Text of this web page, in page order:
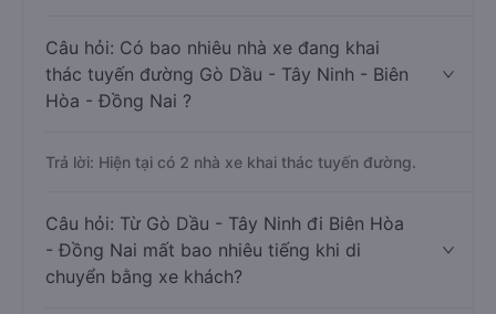
Câu hỏi: Có bao nhiêu nhà xe đang khai
thác tuyến đường Gò Dầu - Tây Ninh - Biên
Hòa - Đồng Nai ?
Trả lời: Hiện tại có 2 nhà xe khai thác tuyến đường.
Câu hỏi: Từ Gò Dầu - Tây Ninh đi Biên Hòa
- Đồng Nai mất bao nhiêu tiếng khi di
chuyển bằng xe khách?